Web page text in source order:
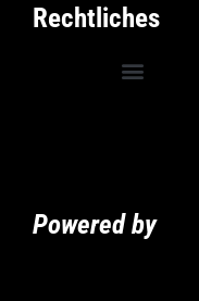
Rechtliches
Powered by